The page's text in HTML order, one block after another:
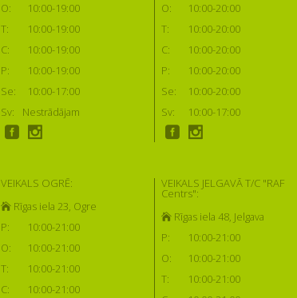
O:
10:00-19:00
T:
10:00-19:00
C:
10:00-19:00
P:
10:00-19:00
Se:
10:00-17:00
Sv:
Nestrādājam
O:
10:00-20:00
T:
10:00-20:00
C:
10:00-20:00
P:
10:00-20:00
Se:
10:00-20:00
Sv:
10:00-17:00
VEIKALS OGRĒ:
Rīgas iela 23, Ogre
P:
10:00-21:00
O:
10:00-21:00
T:
10:00-21:00
C:
10:00-21:00
VEIKALS JELGAVĀ T/C "RAF
Centrs":
Rīgas iela 48, Jelgava
P:
10:00-21:00
O:
10:00-21:00
T:
10:00-21:00